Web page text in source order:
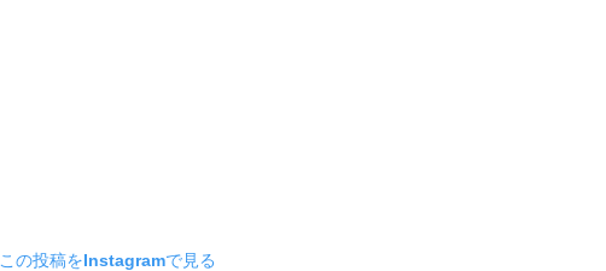
この投稿をInstagramで見る